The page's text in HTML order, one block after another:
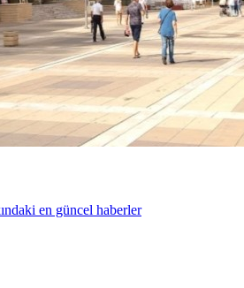
en güncel haberler